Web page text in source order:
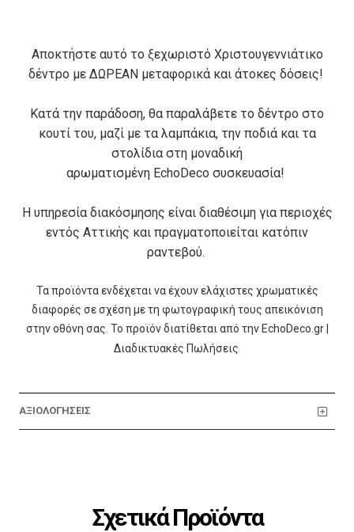
Αποκτήστε αυτό το ξεχωριστό Χριστουγεννιάτικο
δέντρο με ΔΩΡΕΑΝ μεταφορικά και άτοκες δόσεις!
Κατά την παράδοση, θα παραλάβετε το δέντρο στο
κουτί του, μαζί με τα λαμπάκια, την ποδιά και τα
στολίδια στη μοναδική
αρωματισμένη EchoDeco συσκευασία!
Η υπηρεσία διακόσμησης είναι διαθέσιμη για περιοχές
εντός Αττικής και πραγματοποιείται κατόπιν
ραντεβού.
Τα προϊόντα ενδέχεται να έχουν ελάχιστες χρωματικές
διαφορές σε σχέση με τη φωτογραφική τους απεικόνιση
στην οθόνη σας. Το προϊόν διατίθεται από την EchoDeco.gr |
Διαδικτυακές Πωλήσεις
ΑΞΙΟΛΟΓΗΣΕΙΣ
Σχετικά Προϊόντα